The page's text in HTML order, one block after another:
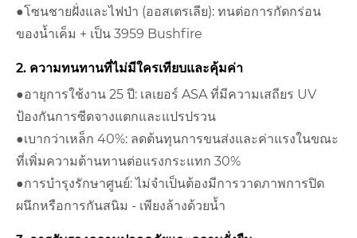
●โซนชายฝั่งและไฟป่า (ออสเตรเลีย): ทนต่อการกัดกร่อน
ของน้ำเค็ม + เป็น 3959 Bushfire
2. ความทนทานที่ไม่มีใครเทียบและคุ้มค่า
●อายุการใช้งาน 25 ปี: เลเยอร์ ASA ที่มีความเสถียร UV
ป้องกันการซีดจางแตกและแปรปรวน
●เบากว่าเหล็ก 40%: ลดต้นทุนการขนส่งและค่าแรงในขณะ
ที่เพิ่มความต้านทานต่อแรงกระแทก 30%
●การบำรุงรักษาศูนย์: ไม่จำเป็นต้องมีการวาดภาพการปิด
ผนึกหรือการกันสนิม - เพียงล้างด้วยน้ำ